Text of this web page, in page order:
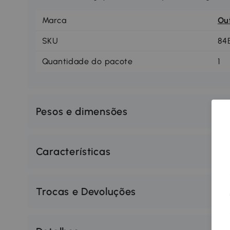
Marca
SKU
Quantidade do pacote 1
Pesos e dimensões
Características
Trocas e Devoluções